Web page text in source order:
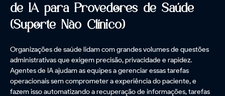
de IA para Provedores de Saúde
(Suporte Não Clínico)
Organizações de saúde lidam com grandes volumes de questões
administrativas que exigem precisão, privacidade e rapidez.
Agentes de IA ajudam as equipes a gerenciar essas tarefas
operacionais sem comprometer a experiência do paciente, e
fazem isso automatizando a recuperação de informações, tarefas